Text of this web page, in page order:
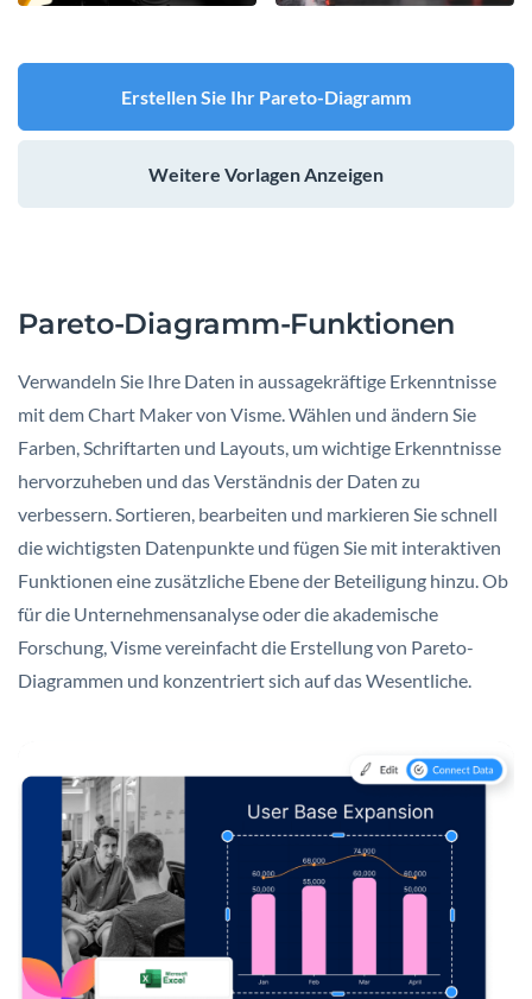
Erstellen Sie Ihr Pareto-Diagramm
Weitere Vorlagen Anzeigen
Pareto-Diagramm-Funktionen
Verwandeln Sie Ihre Daten in aussagekräftige Erkenntnisse
mit dem Chart Maker von Visme. Wählen und ändern Sie
Farben, Schriftarten und Layouts, um wichtige Erkenntnisse
hervorzuheben und das Verständnis der Daten zu
verbessern. Sortieren, bearbeiten und markieren Sie schnell
die wichtigsten Datenpunkte und fügen Sie mit interaktiven
Funktionen eine zusätzliche Ebene der Beteiligung hinzu. Ob
für die Unternehmensanalyse oder die akademische
Forschung, Visme vereinfacht die Erstellung von Pareto-
Diagrammen und konzentriert sich auf das Wesentliche.